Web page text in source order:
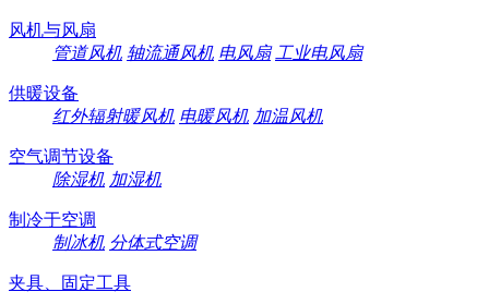
风机与风扇
管道风机 轴流通风机 电风扇 工业电风扇
供暖设备
红外辐射暖风机 电暖风机 加温风机
空气调节设备
除湿机 加湿机
制冷于空调
制冰机 分体式空调
夹具、固定工具